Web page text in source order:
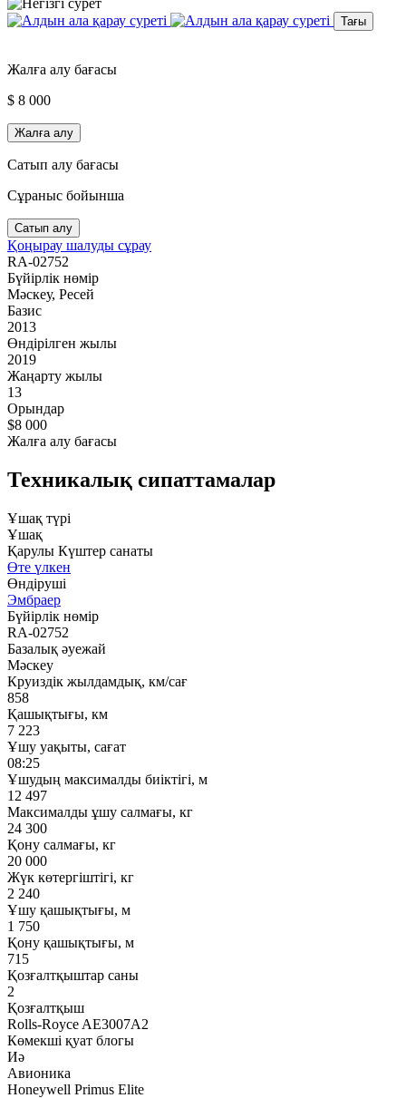
Тағы
Жалға алу бағасы
$ 8 000
Жалға алу
Сатып алу бағасы
Сұраныс бойынша
Сатып алу
Қоңырау шалуды сұрау
RA-02752
Бүйірлік нөмір
Мәскеу, Ресей
Базис
2013
Өндірілген жылы
2019
Жаңарту жылы
13
Орындар
$8 000
Жалға алу бағасы
Техникалық сипаттамалар
Ұшақ түрі
Ұшақ
Қарулы Күштер санаты
Өте үлкен
Өндіруші
Эмбраер
Бүйірлік нөмір
RA-02752
Базалық әуежай
Мәскеу
Круиздік жылдамдық, км/сағ
858
Қашықтығы, км
7 223
Ұшу уақыты, сағат
08:25
Ұшудың максималды биіктігі, м
12 497
Максималды ұшу салмағы, кг
24 300
Қону салмағы, кг
20 000
Жүк көтергіштігі, кг
2 240
Ұшу қашықтығы, м
1 750
Қону қашықтығы, м
715
Қозғалтқыштар саны
2
Қозғалтқыш
Rolls-Royce AE3007A2
Көмекші қуат блогы
Иә
Авионика
Honeywell Primus Elite